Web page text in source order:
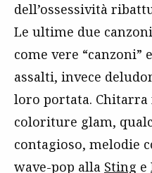
dell’ossessività
Le ultime due
come vere “canzoni”
assalti, invece
loro portata. Chitarra
coloriture glam,
contagioso, melodie
wave-pop alla Sting e